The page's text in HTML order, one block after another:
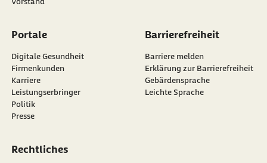
Portale
Digitale Gesundheit
Firmenkunden
Karriere
Leistungserbringer
Politik
Presse
Barrierefreiheit
Barriere melden
Erklärung zur Barrierefreiheit
Gebärdensprache
Leichte Sprache
Rechtliches